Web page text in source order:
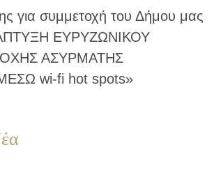
για συμμετοχή του Δήμου μας
ΕΥΡΥΖΩΝΙΚΟΥ
ΑΣΥΡΜΑΤΗΣ
wi-fi hot spots»